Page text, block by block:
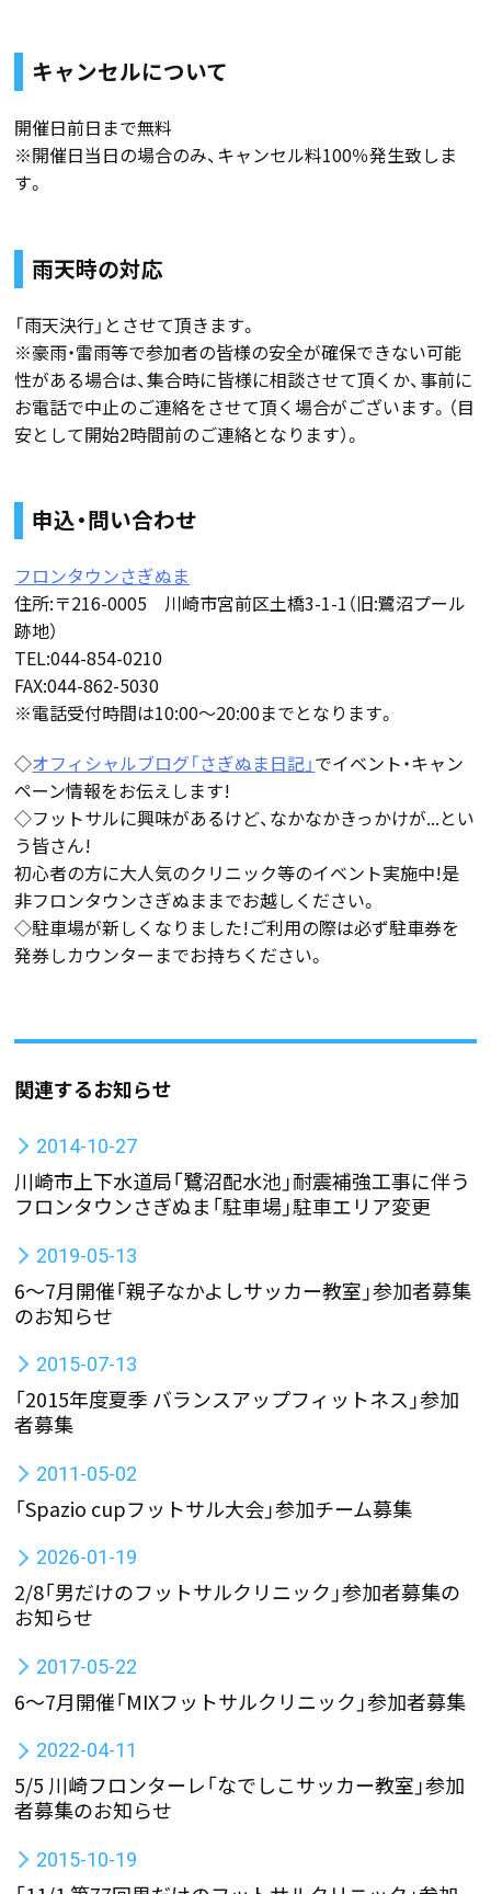
キャンセルについて
開催日前日まで無料
※開催日当日の場合のみ、キャンセル料100％発生致しま
す。
雨天時の対応
「雨天決行」とさせて頂きます。
※豪雨・雷雨等で参加者の皆様の安全が確保できない可能
性がある場合は、集合時に皆様に相談させて頂くか、事前に
お電話で中止のご連絡をさせて頂く場合がございます。（目
安として開始2時間前のご連絡となります）。
申込・問い合わせ
フロンタウンさぎぬま
住所:〒216-0005 川崎市宮前区土橋3-1-1（旧:鷺沼プール
跡地）
TEL:044-854-0210
FAX:044-862-5030
※電話受付時間は10:00〜20:00までとなります。
◇オフィシャルブログ「さぎぬま日記」でイベント・キャン
ペーン情報をお伝えします!
◇フットサルに興味があるけど、なかなかきっかけが...とい
う皆さん!
初心者の方に大人気のクリニック等のイベント実施中!是
非フロンタウンさぎぬままでお越しください。
◇駐車場が新しくなりました!ご利用の際は必ず駐車券を
発券しカウンターまでお持ちください。
関連するお知らせ
2014-10-27
川崎市上下水道局「鷺沼配水池」耐震補強工事に伴う
フロンタウンさぎぬま「駐車場」駐車エリア変更
2019-05-13
6～7月開催「親子なかよしサッカー教室」参加者募集
のお知らせ
2015-07-13
「2015年度夏季 バランスアップフィットネス」参加
者募集
2011-05-02
「Spazio cupフットサル大会」参加チーム募集
2026-01-19
2/8「男だけのフットサルクリニック」参加者募集の
お知らせ
2017-05-22
6〜7月開催「MIXフットサルクリニック」参加者募集
2022-04-11
5/5 川崎フロンターレ「なでしこサッカー教室」参加
者募集のお知らせ
2015-10-19